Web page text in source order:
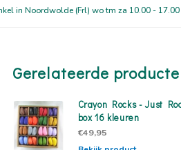
in Noordwolde (Frl) wo tm za 10.00 - 17.00
Gerelateerde
Crayon Rocks - Just
box 16 kleuren
€49,95